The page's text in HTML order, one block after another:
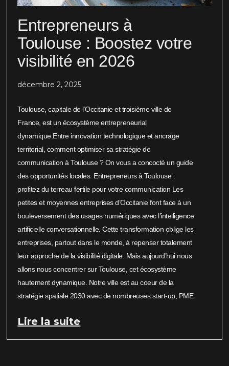
Entrepreneurs à
Toulouse : Boostez votre
visibilité en 2026
décembre 2, 2025
Toulouse, capitale de l’Occitanie et troisième ville de
France, est un écosystème entrepreneurial
dynamique.Entre innovation technologique et ancrage
territorial, comment optimiser sa stratégie de
communication à Toulouse ? On vous a concocté un guide
des opportunités locales. Entrepreneurs à Toulouse :
profitez du terreau fertile pour votre communication Les
petites et moyennes entreprises d’Occitanie font face à un
bouleversement des usages numériques avec l’intelligence
artificielle conversationnelle. Cette transformation oblige les
entreprises, partout dans le monde, à repenser totalement
leur approche de la visibilité digitale. Mais aujourd’hui nous
allons nous concentrer sur Toulouse, cet écosystème
hautement dynamique. Notre ville est au coeur de la
stratégie spatiale 2030 avec de nombreuses start-up, PME
Lire la suite